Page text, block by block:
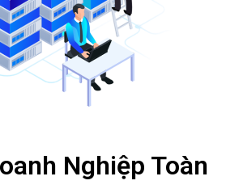
Nghiệp Toàn